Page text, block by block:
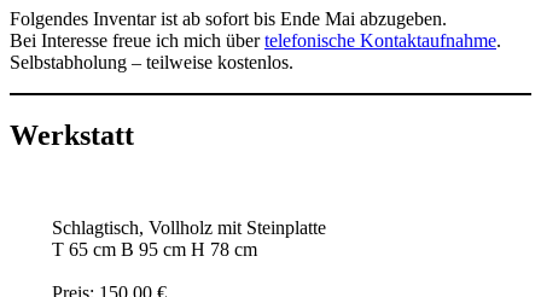
Folgendes Inventar ist ab sofort bis Ende Mai abzugeben.
Bei Interesse freue ich mich übertelefonische Kontaktaufnahme.
Selbstabholung – teilweise kostenlos.
Werkstatt
Schlagtisch, Vollholz mit Steinplatte
T 65 cm B 95 cm H 78 cm
Preis: 150,00 €